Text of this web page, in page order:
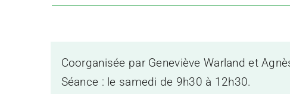
Coorganisée par Geneviève Warland et
Séance : le samedi de 9h30 à 12h30.